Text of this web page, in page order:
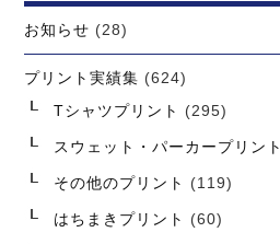
お知らせ (28)
プリント実績集 (624)
Tシャツプリント
(295)
スウェット・パーカープリント
その他のプリント (119)
はちまきプリント (60)